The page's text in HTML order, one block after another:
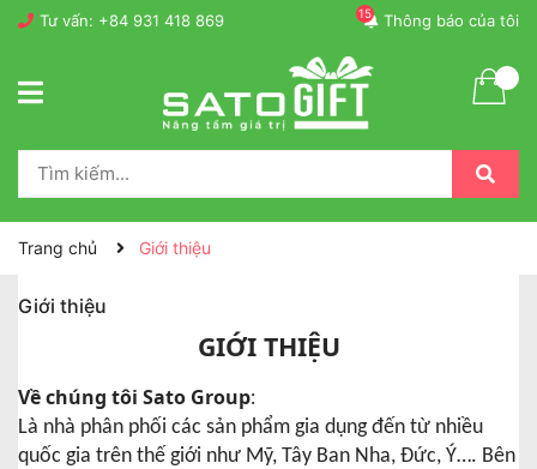
Tư vấn: +84 931 418 869 Thông báo của tôi
15
Trang chủ Giới thiệu
Giới thiệu
GIỚI THIỆU
Về chúng tôi Sato Group:
Là nhà phân phối các sản phẩm gia dụng đến từ nhiều
quốc gia trên thế giới như Mỹ, Tây Ban Nha, Đức, Ý…. Bên